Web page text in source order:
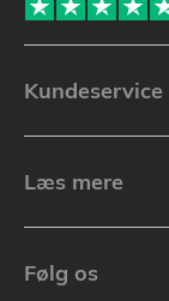
Kundeservice
Læs mere
Følg os